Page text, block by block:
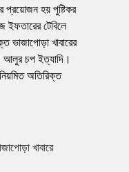
প্রয়োজন হয় পুষ্টিকর
ইফতারের টেবিলে
ভাজাপোড়া খাবারের
আলুর চপ ইত্যাদি।
অতিরিক্ত